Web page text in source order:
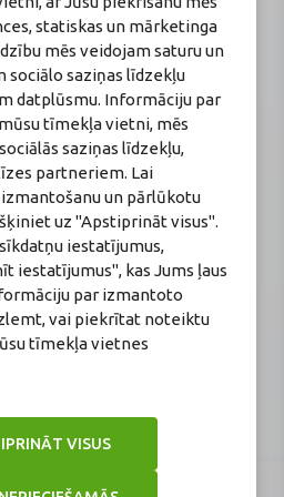
statiskas un mārketinga
mēs veidojam saturu un
sociālo saziņas līdzekļu
datplūsmu. Informāciju par
tīmekļa vietni, mēs
saziņas līdzekļu,
partneriem. Lai
un pārlūkotu
uz "Apstiprināt visus".
iestatījumus,
iestatījumus", kas Jums ļaus
par izmantoto
vai piekrītat noteiktu
tīmekļa vietnes
VISUS
Licence
Licences numurs: A00010
E-aptiekas kontakti
Aptiekas vadītāja:
Sertificēta farmaceite: Jeļena
Gončarova
Reģistrācijas Nr.: F-0834
Sertifikāta Nr.: 215.2025
Veselības inspekcija
E-pasts: vi@vi.gov.lv